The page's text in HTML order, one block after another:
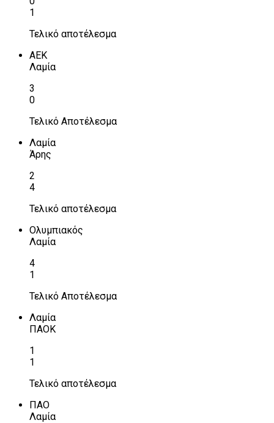
1
Τελικό αποτέλεσμα
ΑΕΚ
Λαμία
3
0
Τελικό Αποτέλεσμα
Λαμία
Άρης
2
4
Τελικό αποτέλεσμα
Ολυμπιακός
Λαμία
4
1
Τελικό Αποτέλεσμα
Λαμία
ΠΑΟΚ
1
1
Τελικό αποτέλεσμα
ΠΑΟ
Λαμία